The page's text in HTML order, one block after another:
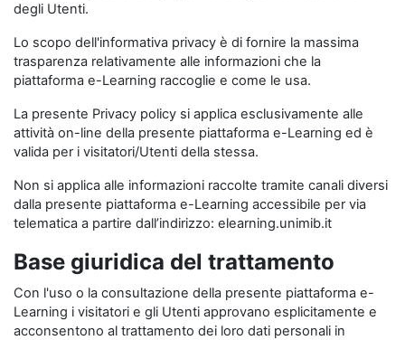
degli Utenti.
Lo scopo dell'informativa privacy è di fornire la massima
trasparenza relativamente alle informazioni che la
piattaforma e-Learning raccoglie e come le usa.
La presente Privacy policy si applica esclusivamente alle
attività on-line della presente piattaforma e-Learning ed è
valida per i visitatori/Utenti della stessa.
Non si applica alle informazioni raccolte tramite canali diversi
dalla presente piattaforma e-Learning accessibile per via
telematica a partire dall’indirizzo: elearning.unimib.it
Base giuridica del trattamento
Con l'uso o la consultazione della presente piattaforma e-
Learning i visitatori e gli Utenti approvano esplicitamente e
acconsentono al trattamento dei loro dati personali in